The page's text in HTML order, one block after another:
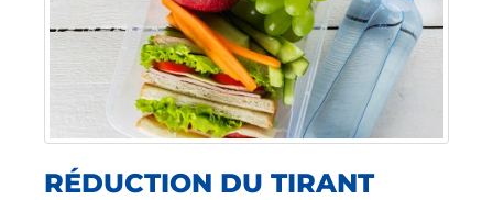
RÉDUCTION DU TIRANT